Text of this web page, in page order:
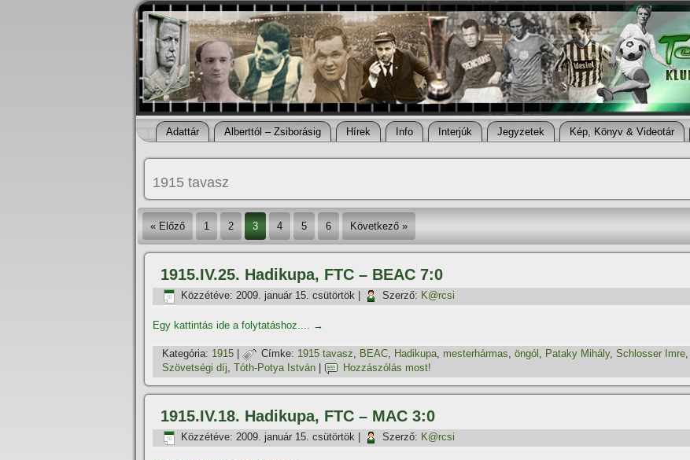
Adattár Alberttól – Zsiborásig Hí­rek Info Interjúk Jegyzetek Kép, Könyv & Videotár
1915 tavasz
« Előző 1 2 3 4 5 6 Következő »
1915.IV.25. Hadikupa, FTC – BEAC 7:0
Közzétéve: 2009. január 15. csütörtök Szerző: K@rcsi
Egy kattintás ide a folytatáshoz.... →
Kategória: 1915 Címke: 1915 tavasz, BEAC, Hadikupa, mesterhármas, öngól , Pataky Mihály, Schlosser Imre,
Szövetségi dí­j, Tóth-Potya István Hozzászólás most!
1915.IV.18. Hadikupa, FTC – MAC 3:0
Közzétéve: 2009. január 15. csütörtök Szerző: K@rcsi